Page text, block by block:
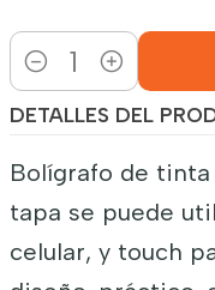
Cantidad
DETALLES DEL
Bolígrafo de tinta
tapa se puede
celular, y touch